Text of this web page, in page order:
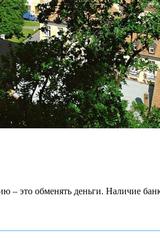
– это обменять деньги. Наличие